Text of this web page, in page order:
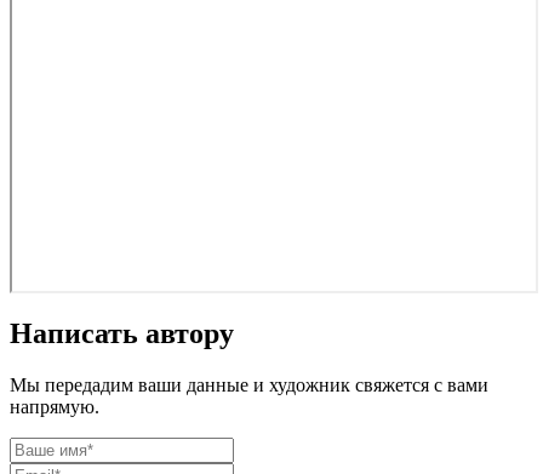
Написать автору
Мы передадим ваши данные и художник свяжется с вами
напрямую.